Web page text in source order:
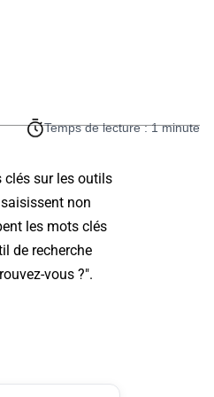
Temps de lecture : 1 minute
clés sur les outils
non
les mots clés
de recherche
vous ?".